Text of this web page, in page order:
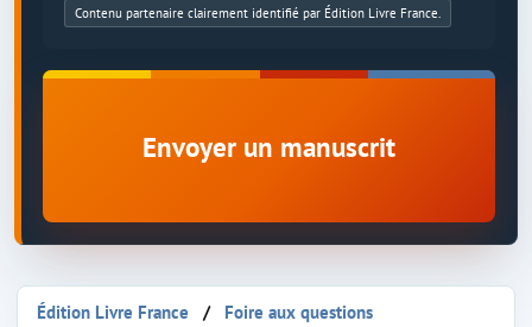
Contenu partenaire clairement identifié par Édition Livre France.
Envoyer un manuscrit
Édition Livre France
Foire aux questions